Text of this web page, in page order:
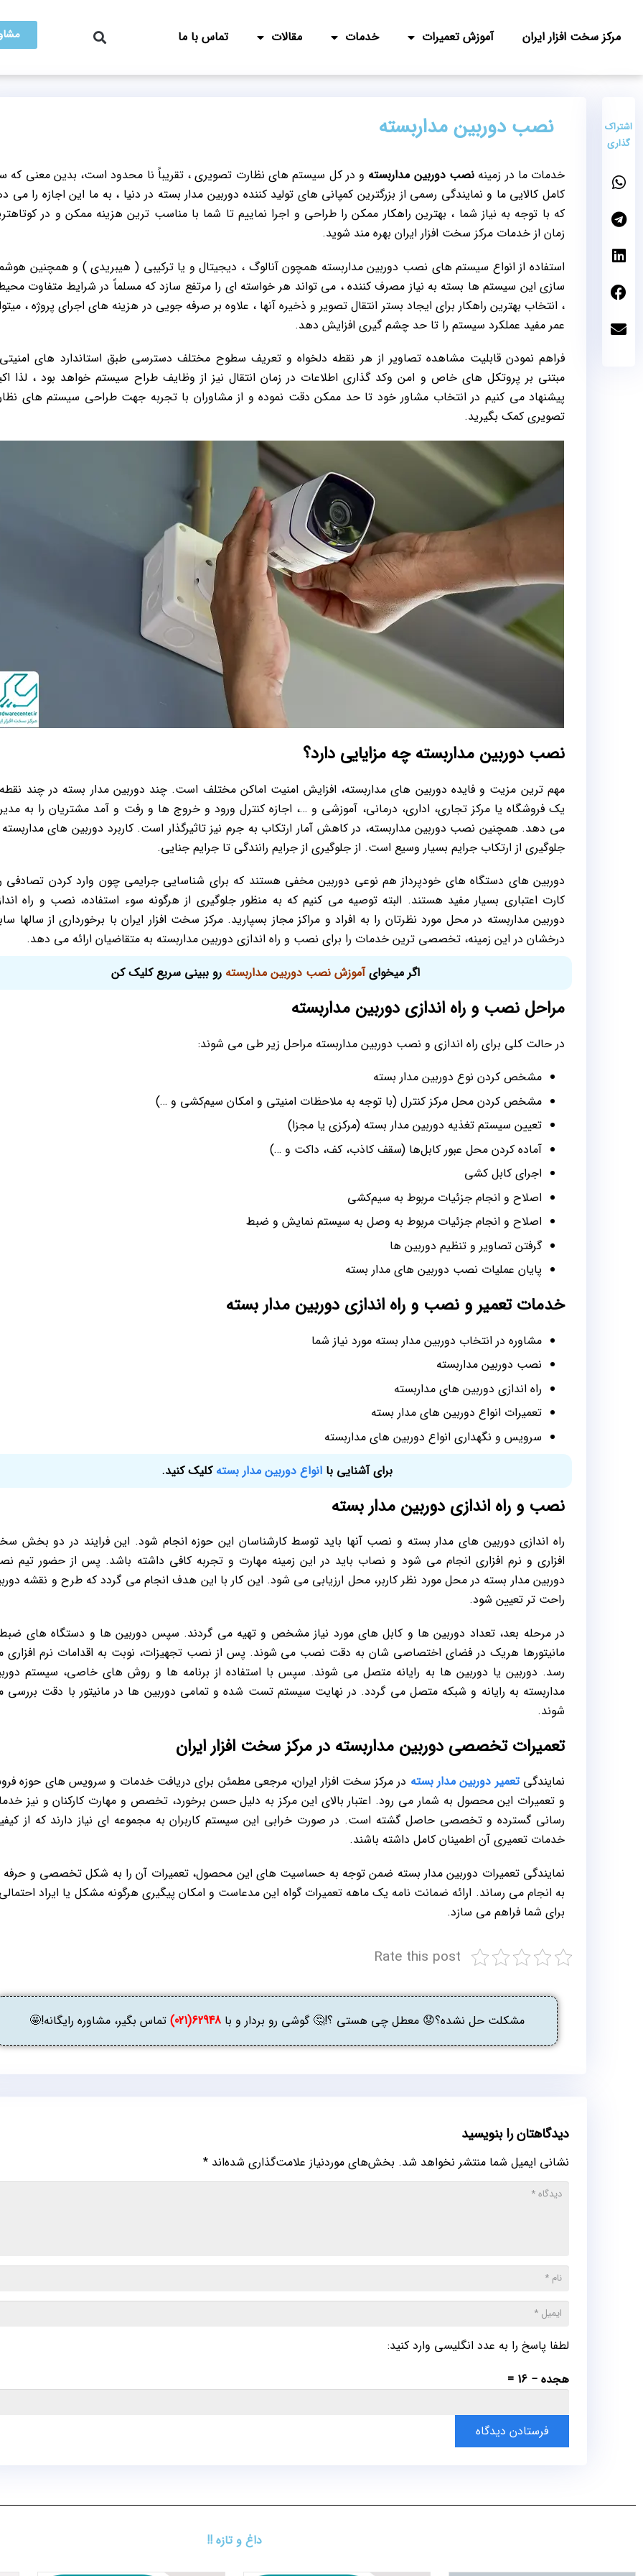
مرکز سخت افزار ایران آموزش تعمیرات خدمات مقالات تماس با ما
اشتراک
گذاری
نصب دوربین مداربسته
خدمات ما در زمینهنصب دوربین مداربسته و در کل سیستم های نظارت تصویری ، تقریباً نا محدود است، بدین معنی که
کامل کالایی ما و نمایندگی رسمی از بزرگترین کمپانی های تولید کننده دوربین مدار بسته در دنیا ، به ما این اجازه را می
که با توجه به نیاز شما ، بهترین راهکار ممکن را طراحی و اجرا نماییم تا شما با مناسب ترین هزینه ممکن و در
زمان از خدمات مرکز سخت افزار ایران بهره مند شوید.
استفاده از انواع سیستم های نصب دوربین مداربسته همچون آنالوگ ، دیجیتال و یا ترکیبی ( هیبریدی ) و همچنین
سازی این سیستم ها بسته به نیاز مصرف کننده ، می تواند هر خواسته ای را مرتفع سازد که مسلماً در شرایط متفاوت
، انتخاب بهترین راهکار برای ایجاد بستر انتقال تصویر و ذخیره آنها ، علاوه بر صرفه جویی در هزینه های اجرای پروژه ،
عمر مفید عملکرد سیستم را تا حد چشم گیری افزایش دهد.
فراهم نمودن قابلیت مشاهده تصاویر از هر نقطه دلخواه و تعریف سطوح مختلف دسترسی طبق استاندارد های
مبتنی بر پروتکل های خاص و امن وکد گذاری اطلاعات در زمان انتقال نیز از وظایف طراح سیستم خواهد بود ، لذا
پیشنهاد می کنیم در انتخاب مشاور خود تا حد ممکن دقت نموده و از مشاوران با تجربه جهت طراحی سیستم های
تصویری کمک بگیرید.
نصب دوربین مداربسته چه مزایایی دارد؟
مهم ترین مزیت و فایده دوربین های مداربسته، افزایش امنیت اماکن مختلف است. چند دوربین مدار بسته در چند نقطه
یک فروشگاه یا مرکز تجاری، اداری، درمانی، آموزشی و …، اجازه کنترل ورود و خروج ها و رفت و آمد مشتریان را به
می دهد. همچنین نصب دوربین مداربسته، در کاهش آمار ارتکاب به جرم نیز تاثیرگذار است. کاربرد دوربین های مداربسته
جلوگیری از ارتکاب جرایم بسیار وسیع است. از جلوگیری از جرایم رانندگی تا جرایم جنایی.
دوربین های دستگاه های خودپرداز هم نوعی دوربین مخفی هستند که برای شناسایی جرایمی چون وارد کردن تصادفی
کارت اعتباری بسیار مفید هستند. البته توصیه می کنیم که به منظور جلوگیری از هرگونه سوء استفاده، نصب و راه
دوربین مداربسته در محل مورد نظرتان را به افراد و مراکز مجاز بسپارید. مرکز سخت افزار ایران با برخورداری از سالها
درخشان در این زمینه، تخصصی ترین خدمات را برای نصب و راه اندازی دوربین مداربسته به متقاضیان ارائه می دهد.
اگر میخوای آموزش نصب دوربین مداربسته رو ببینی سریع کلیک کن
مراحل نصب و راه اندازی دوربین مداربسته
در حالت کلی برای راه اندازی و نصب دوربین مداربسته مراحل زیر طی می شوند:
مشخص کردن نوع دوربین‌ مدار بسته
مشخص کردن محل مرکز کنترل (با توجه به ملاحظات امنیتی و امکان سیم‌کشی و …)
تعیین سیستم تغذیه دوربین‌ مدار بسته (مرکزی یا مجزا)
آماده کردن محل عبور کابل‌ها (سقف کاذب، کف، داکت و …)
اجرای کابل کشی
اصلاح و انجام جزئیات مربوط به سیم‌کشی
اصلاح و انجام جزئیات مربوط به وصل به سیستم نمایش و ضبط
گرفتن تصاویر و تنظیم دوربین‌ ها
پایان عملیات نصب دوربین‌ های مدار بسته
خدمات تعمیر و نصب و راه اندازی دوربین مدار بسته
مشاوره در انتخاب دوربین مدار بسته مورد نیاز شما
نصب دوربین مداربسته
راه اندازی دوربین های مداربسته
تعمیرات انواع دوربین های مدار بسته
سرویس و نگهداری انواع دوربین های مداربسته
برای آشنایی باانواع دوربین مدار بسته کلیک کنید.
نصب و راه اندازی دوربین مدار بسته
راه اندازی دوربین های مدار بسته و نصب آنها باید توسط کارشناسان این حوزه انجام شود. این فرایند در دو بخش
افزاری و نرم افزاری انجام می شود و نصاب باید در این زمینه مهارت و تجربه کافی داشته باشد. پس از حضور تیم
دوربین مدار بسته در محل مورد نظر کاربر، محل ارزیابی می شود. این کار با این هدف انجام می گردد که طرح و نقشه
راحت تر تعیین شود.
در مرحله بعد، تعداد دوربین ها و کابل های مورد نیاز مشخص و تهیه می گردند. سپس دوربین ها و دستگاه های
مانیتورها هریک در فضای اختصاصی شان به دقت نصب می شوند. پس از نصب تجهیزات، نوبت به اقدامات نرم افزاری
رسد. دوربین یا دوربین ها به رایانه متصل می شوند. سپس با استفاده از برنامه ها و روش های خاصی، سیستم
مداربسته به رایانه و شبکه متصل می گردد. در نهایت سیستم تست شده و تمامی دوربین ها در مانیتور با دقت بررسی
شوند.
تعمیرات تخصصی دوربین مداربسته در مرکز سخت افزار ایران
نمایندگیتعمیر دوربین مدار بسته در مرکز سخت افزار ایران، مرجعی مطمئن برای دریافت خدمات و سرویس های حوزه
و تعمیرات این محصول به شمار می رود. اعتبار بالای این مرکز به دلیل حسن برخورد، تخصص و مهارت کارکنان و نیز
رسانی گسترده و تخصصی حاصل گشته است. در صورت خرابی این سیستم کاربران به مجموعه ای نیاز دارند که از
خدمات تعمیری آن اطمینان کامل داشته باشند.
نمایندگی تعمیرات دوربین مدار بسته ضمن توجه به حساسیت های این محصول، تعمیرات آن را به شکل تخصصی و حرفه
به انجام می رساند. ارائه ضمانت نامه یک ماهه تعمیرات گواه این مدعاست و امکان پیگیری هرگونه مشکل یا ایراد
برای شما فراهم می سازد.
Rate this post
مشکلت حل نشده؟😟 معطل چی هستی ؟!🤔 گوشی رو بردار و با62948(021) تماس بگیر، مشاوره رایگانه!🤩
دیدگاهتان را بنویسید
نشانی ایمیل شما منتشر نخواهد شد. بخش‌های موردنیاز علامت‌گذاری شده‌اند *
لطفا پاسخ را به عدد انگلیسی وارد کنید:
هجده − 16 =
فرستادن دیدگاه
داغ و تازه !!